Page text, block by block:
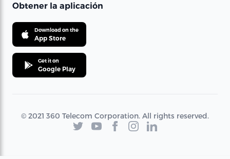
Obtener la aplicación
Download on the
App Store
Get it on
Google Play
© 2021 360 Telecom Corporation. All rights reserved.